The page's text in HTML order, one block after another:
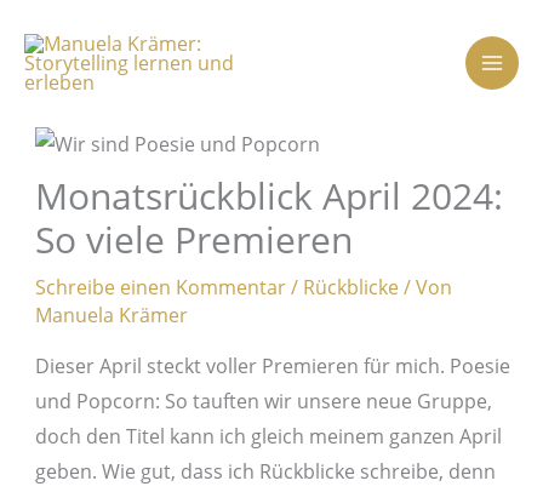
Inhalt
springen
Monatsrückblick April 2024:
So viele Premieren
Schreibe einen Kommentar/ Rückblicke/ Von
Manuela Krämer
Dieser April steckt voller Premieren für mich. Poesie
und Popcorn: So tauften wir unsere neue Gruppe,
doch den Titel kann ich gleich meinem ganzen April
geben. Wie gut, dass ich Rückblicke schreibe, denn